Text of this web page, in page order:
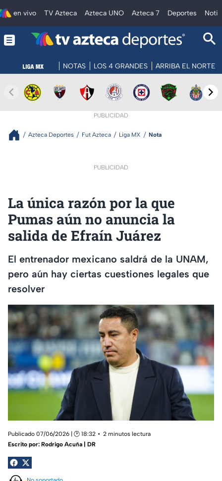
en vivo TV Azteca Azteca UNO Azteca 7 Deportes
NOTAS LOS 4 GRANDES ARRIBA EL NORTE
PUBLICIDAD
Azteca Deportes Fut Azteca Liga MX Nota
PUBLICIDAD
La única razón por la que
Pumas aún no anuncia la
salida de Efraín Juárez
El entrenador mexicano saldrá de la UNAM,
pero aún hay ciertas cuestiones legales que
resolver
Publicado 07/06/2026 | 🕑 18:32
2 minutos lectura
Escrito por: Rodrigo Acuña | DR